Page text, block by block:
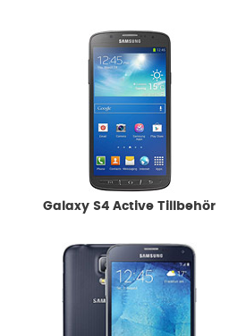
Galaxy S4 Active Tillbehör